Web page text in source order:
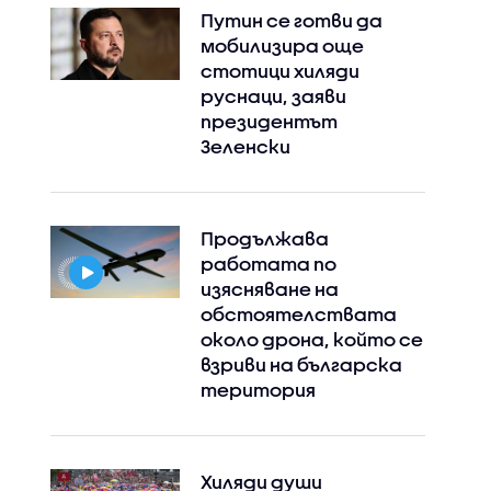
Путин се готви да
мобилизира още
стотици хиляди
руснаци, заяви
президентът
Зеленски
Продължава
работата по
изясняване на
обстоятелствата
около дрона, който се
взриви на българска
територия
Хиляди души